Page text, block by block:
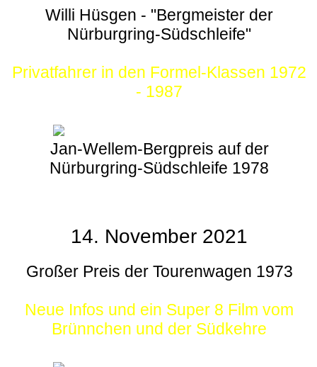
Willi Hüsgen - "Bergmeister der
Nürburgring-Südschleife"
Privatfahrer in den Formel-Klassen 1972
- 1987
Jan-Wellem-Bergpreis auf der
Nürburgring-Südschleife 1978
14. November 2021
Großer Preis der Tourenwagen 1973
Neue Infos und ein Super 8 Film vom
Brünnchen und der Südkehre